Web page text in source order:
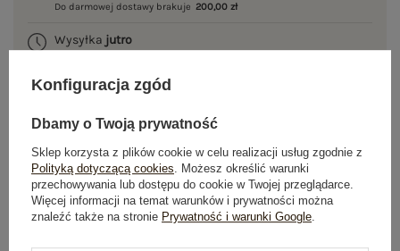
Do darmowej dostawy brakuje 200,00 zł
Wysyłka jutro
100 dni na zwrot
OPIS PRODUKTU
GŁÓWNE PARAMETRY
Konfiguracja zgód
Dbamy o Twoją prywatność
Sklep korzysta z plików cookie w celu realizacji usług zgodnie z
Polityką dotyczącą cookies . Możesz określić warunki
przechowywania lub dostępu do cookie w Twojej przeglądarce.
Więcej informacji na temat warunków i prywatności można
znaleźć także na stronie Prywatność i warunki Google